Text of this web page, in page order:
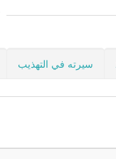
سيرته في التهذيب